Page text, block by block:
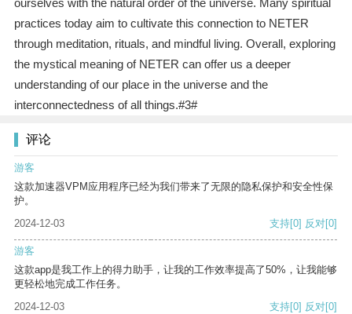
ourselves with the natural order of the universe. Many spiritual
practices today aim to cultivate this connection to NETER
through meditation, rituals, and mindful living. Overall, exploring
the mystical meaning of NETER can offer us a deeper
understanding of our place in the universe and the
interconnectedness of all things.#3#
评论
游客
这款加速器VPM应用程序已经为我们带来了无限的隐私保护和安全性保
护。
2024-12-03
支持[0] 反对[0]
游客
这款app是我工作上的得力助手，让我的工作效率提高了50%，让我能够
更轻松地完成工作任务。
2024-12-03
支持[0] 反对[0]